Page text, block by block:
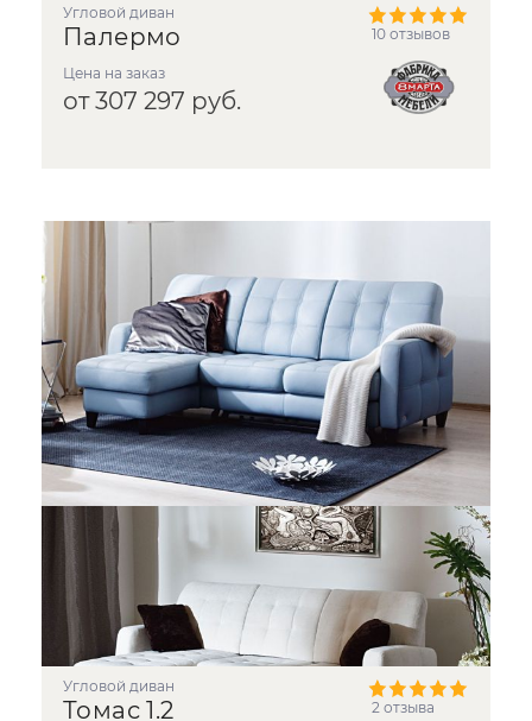
угловой диван
Палермо
Цена на заказ
от 307 297 руб.
10 отзывов
угловой диван
Томас 1.2 2 отзыва